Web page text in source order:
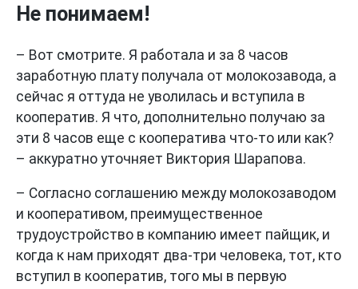
Не понимаем!
– Вот смотрите. Я работала и за 8 часов
заработную плату получала от молокозавода, а
сейчас я оттуда не уволилась и вступила в
кооператив. Я что, дополнительно получаю за
эти 8 часов еще с кооператива что-то или как?
– аккуратно уточняет Виктория Шарапова.
– Согласно соглашению между молокозаводом
и кооперативом, преимущественное
трудоустройство в компанию имеет пайщик, и
когда к нам приходят два-три человека, тот, кто
вступил в кооператив, того мы в первую